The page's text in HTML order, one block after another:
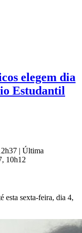
elegem dia
Estudantil
| Última
10h12
esta sexta-feira, dia 4,